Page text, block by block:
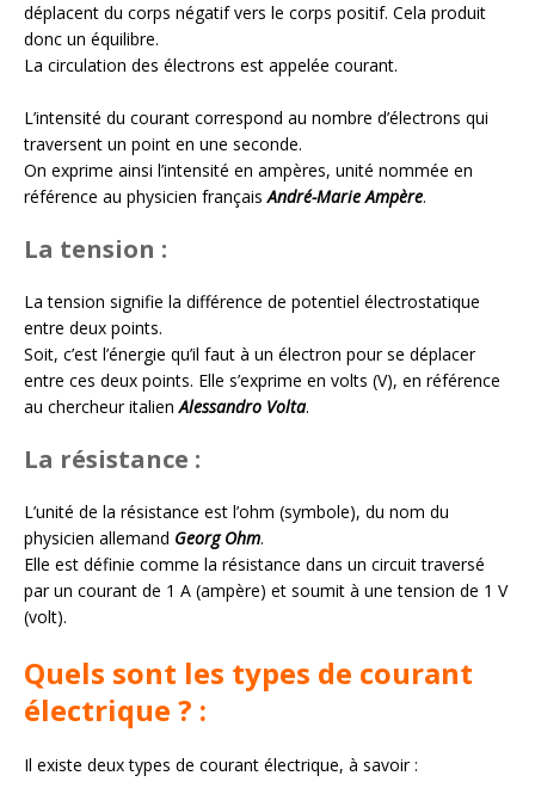
déplacent du corps négatif vers le corps positif. Cela produit
donc un équilibre.
La circulation des électrons est appelée courant.
L’intensité du courant correspond au nombre d’électrons qui
traversent un point en une seconde.
On exprime ainsi l’intensité en ampères, unité nommée en
référence au physicien françaisAndré-Marie Ampère.
La tension :
La tension signifie la différence de potentiel électrostatique
entre deux points.
Soit, c’est l’énergie qu’il faut à un électron pour se déplacer
entre ces deux points. Elle s’exprime en volts (V), en référence
au chercheur italienAlessandro Volta.
La résistance :
L’unité de la résistance est l’ohm (symbole), du nom du
physicien allemand Georg Ohm.
Elle est définie comme la résistance dans un circuit traversé
par un courant de 1 A (ampère) et soumit à une tension de 1 V
(volt).
Quels sont les types de courant
électrique ? :
Il existe deux types de courant électrique, à savoir :